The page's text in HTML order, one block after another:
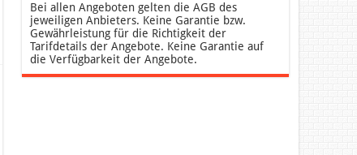
Bei allen Angeboten gelten die AGB des
jeweiligen Anbieters. Keine Garantie bzw.
Gewährleistung für die Richtigkeit der
Tarifdetails der Angebote. Keine Garantie auf
die Verfügbarkeit der Angebote.